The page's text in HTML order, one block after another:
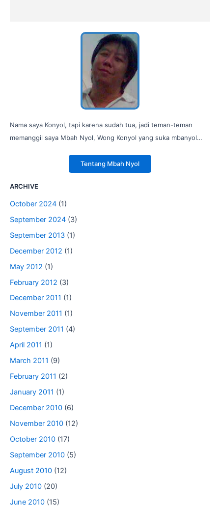
Nama saya Konyol, tapi karena sudah tua, jadi teman-teman
memanggil saya Mbah Nyol, Wong Konyol yang suka mbanyol…
Tentang Mbah Nyol
ARCHIVE
October 2024 (1)
September 2024 (3)
September 2013 (1)
December 2012 (1)
May 2012 (1)
February 2012 (3)
December 2011 (1)
November 2011 (1)
September 2011 (4)
April 2011 (1)
March 2011 (9)
February 2011 (2)
January 2011 (1)
December 2010 (6)
November 2010 (12)
October 2010 (17)
September 2010 (5)
August 2010 (12)
July 2010 (20)
June 2010 (15)